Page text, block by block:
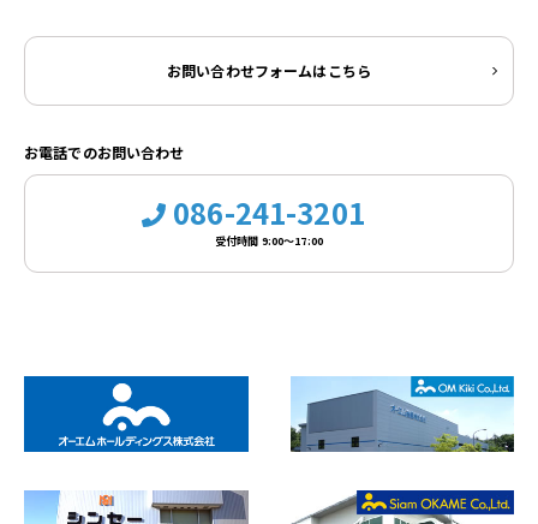
お問い合わせフォームはこちら
お電話でのお問い合わせ
086-241-3201
受付時間 9:00～17:00